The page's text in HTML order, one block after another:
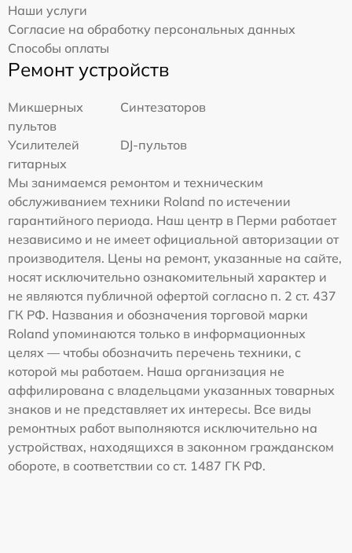
Наши услуги
Согласие на обработку персональных данных
Способы оплаты
Ремонт устройств
Микшерных
пультов
Синтезаторов
Усилителей
гитарных
DJ-пультов
Мы занимаемся ремонтом и техническим
обслуживанием техники Roland по истечении
гарантийного периода. Наш центр в Перми работает
независимо и не имеет официальной авторизации от
производителя. Цены на ремонт, указанные на сайте,
носят исключительно ознакомительный характер и
не являются публичной офертой согласно п. 2 ст. 437
ГК РФ. Названия и обозначения торговой марки
Roland упоминаются только в информационных
целях — чтобы обозначить перечень техники, с
которой мы работаем. Наша организация не
аффилирована с владельцами указанных товарных
знаков и не представляет их интересы. Все виды
ремонтных работ выполняются исключительно на
устройствах, находящихся в законном гражданском
обороте, в соответствии со ст. 1487 ГК РФ.